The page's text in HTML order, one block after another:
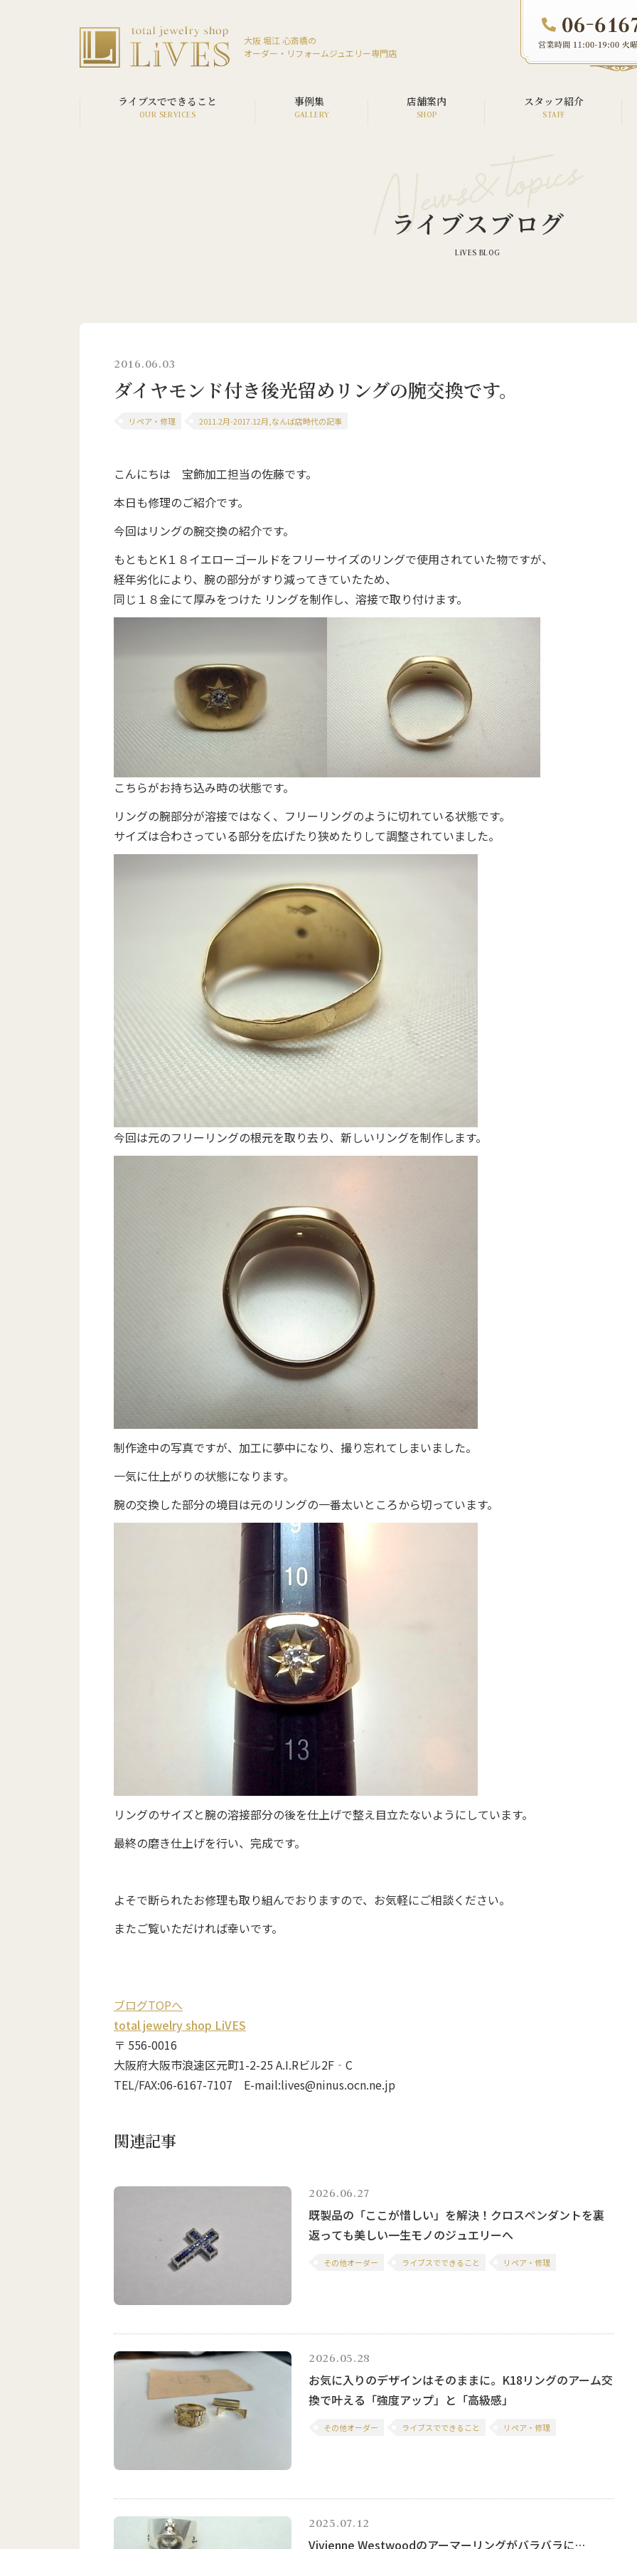
大阪 堀江 心斎橋の
オーダー・リフォームジュエリー専門店
ライブスでできること
ウエディング
事例集 店舗案内 スタッフ紹介
ライブスブログ
2016.06.03
ダイヤモンド付き後光留めリングの腕交換です。
リペア・修理 2011.2月-2017.12月,なんば店時代の記事
こんにちは 宝飾加工担当の佐藤です。
本日も修理のご紹介です。
今回はリングの腕交換の紹介です。
もともとK１８イエローゴールドをフリーサイズのリングで使用されていた物ですが、
経年劣化により、腕の部分がすり減ってきていたため、
同じ１８金にて厚みをつけた リングを制作し、溶接で取り付けます。
こちらがお持ち込み時の状態です。
リングの腕部分が溶接ではなく、フリーリングのように切れている状態です。
サイズは合わさっている部分を広げたり狭めたりして調整されていました。
今回は元のフリーリングの根元を取り去り、新しいリングを制作します。
制作途中の写真ですが、加工に夢中になり、撮り忘れてしまいました。
一気に仕上がりの状態になります。
腕の交換した部分の境目は元のリングの一番太いところから切っています。
リングのサイズと腕の溶接部分の後を仕上げで整え目立たないようにしています。
最終の磨き仕上げを行い、完成です。
よそで断られたお修理も取り組んでおりますので、お気軽にご相談ください。
またご覧いただければ幸いです。
ブログTOPへ
total jewelry shop LiVES
〒 556-0016
大阪府大阪市浪速区元町1-2-25 A.I.Rビル2F‐C
TEL/FAX:06-6167-7107 E-mail:lives@ninus.ocn.ne.jp
関連記事
2026.06.27
既製品の「ここが惜しい」を解決！クロスペンダントを裏
返っても美しい一生モノのジュエリーへ
その他オーダー ライブスでできること リペア・修理
2026.05.28
お気に入りのデザインはそのままに。K18リングのアーム交
換で叶える「強度アップ」と「高級感」
その他オーダー ライブスでできること リペア・修理
2025.07.12
Vivienne Westwoodのアーマーリングがバラバラに…